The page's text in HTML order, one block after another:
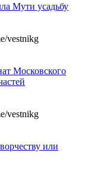
Мути усадьбу
vestnikg
Московского
vestnikg
или